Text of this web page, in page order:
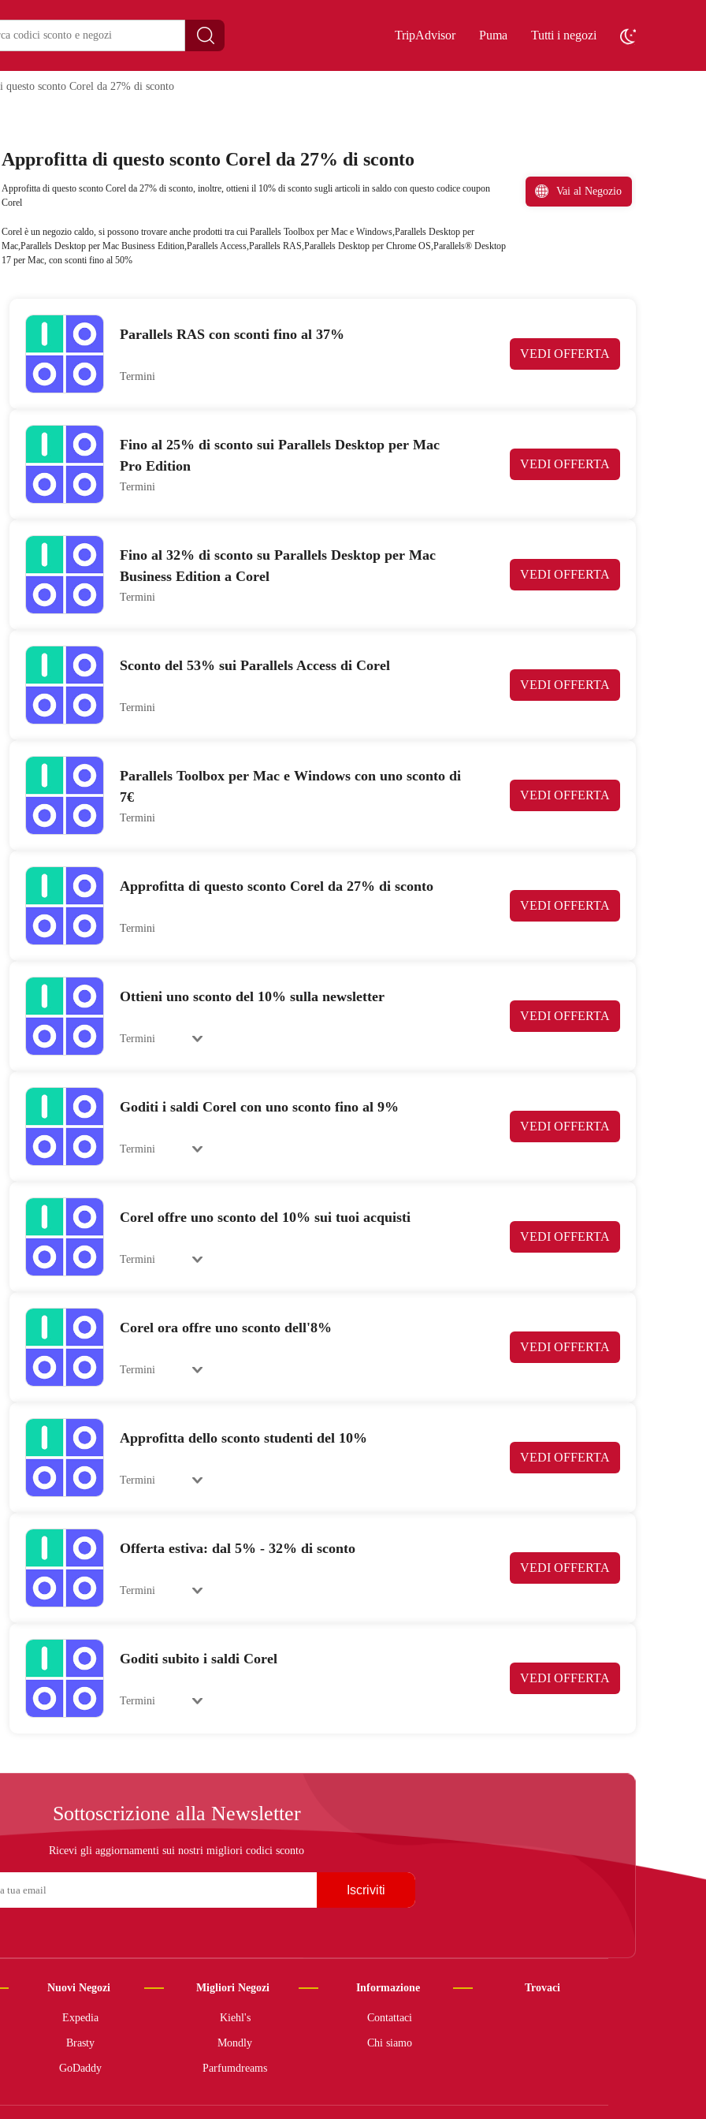
TripAdvisor Puma Tutti i negozi
sconto Corel da 27% di sconto
Approfitta di questo sconto Corel da 27% di sconto
Approfitta di questo sconto Corel da 27% di sconto, inoltre, ottieni il 10% di sconto sugli articoli in saldo con questo codice coupon
Corel
Corel è un negozio caldo, si possono trovare anche prodotti tra cui Parallels Toolbox per Mac e Windows,Parallels Desktop per
Mac,Parallels Desktop per Mac Business Edition,Parallels Access,Parallels RAS,Parallels Desktop per Chrome OS,Parallels® Desktop
17 per Mac, con sconti fino al 50%
Vai al Negozio
Parallels RAS con sconti fino al 37%
VEDI OFFERTA
Termini
Fino al 25% di sconto sui Parallels Desktop per Mac
Pro Edition
VEDI OFFERTA
Termini
Fino al 32% di sconto su Parallels Desktop per Mac
Business Edition a Corel
VEDI OFFERTA
Termini
Sconto del 53% sui Parallels Access di Corel
VEDI OFFERTA
Termini
Parallels Toolbox per Mac e Windows con uno sconto di
7€
VEDI OFFERTA
Termini
Approfitta di questo sconto Corel da 27% di sconto
VEDI OFFERTA
Termini
Ottieni uno sconto del 10% sulla newsletter
VEDI OFFERTA
Termini
Goditi i saldi Corel con uno sconto fino al 9%
VEDI OFFERTA
Termini
Corel offre uno sconto del 10% sui tuoi acquisti
VEDI OFFERTA
Termini
Corel ora offre uno sconto dell'8%
VEDI OFFERTA
Termini
Approfitta dello sconto studenti del 10%
VEDI OFFERTA
Termini
Offerta estiva: dal 5% - 32% di sconto
VEDI OFFERTA
Termini
Goditi subito i saldi Corel
VEDI OFFERTA
Termini
Sottoscrizione alla Newsletter
Ricevi gli aggiornamenti sui nostri migliori codici sconto
Iscriviti
Nuovi Negozi
Expedia
Brasty
GoDaddy
Migliori Negozi
Kiehl's
Mondly
Parfumdreams
Informazione
Contattaci
Chi siamo
Trovaci